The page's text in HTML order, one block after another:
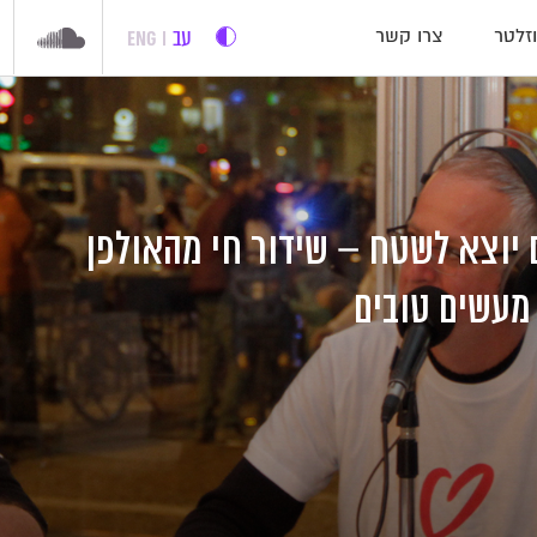
צרו קשר עב ENG
יוצא לשטח – שידור חי מהאולפן
טובים